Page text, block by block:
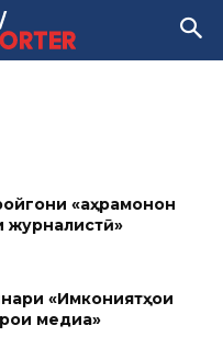
«Қаҳрамонон
журналистӣ»
«Имкониятҳои
медиа»